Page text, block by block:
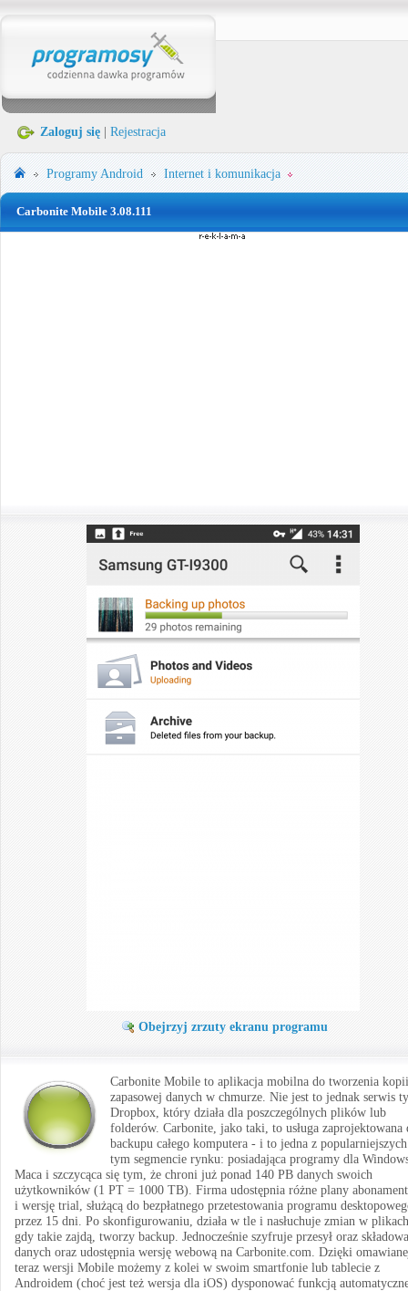
Zaloguj się Rejestracja
ProgramyAndroid Internet i komunikacja
Carbonite Mobile 3.08.111
Obejrzyj zrzuty ekranu programu
Carbonite Mobile to aplikacja mobilna do tworzenia kopii
zapasowej danych w chmurze. Nie jest to jednak serwis
Dropbox, który działa dla poszczególnych plików lub
folderów. Carbonite, jako taki, to usługa zaprojektowana
backupu całego komputera - i to jedna z
tym segmencie rynku: posiadająca programy dla
Maca i szczycąca się tym, że chroni już ponad 140 PB danych swoich
użytkowników (1 PT = 1000 TB). Firma udostępnia różne plany
i wersję trial, służącą do bezpłatnego przetestowania programu
przez 15 dni. Po skonfigurowaniu, działa w tle i nasłuchuje zmian w
gdy takie zajdą, tworzy backup. Jednocześnie szyfruje przesył oraz
danych oraz udostępnia wersję webową na Carbonite.com. Dzięki
teraz wersji Mobile możemy z kolei w swoim smartfonie lub tablecie z
Androidem (choć jest też wersja dla iOS) dysponować funkcją